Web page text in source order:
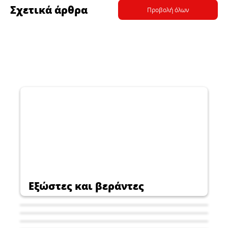
Σχετικά άρθρα Προβολή όλων
Εξώστες και βεράντες